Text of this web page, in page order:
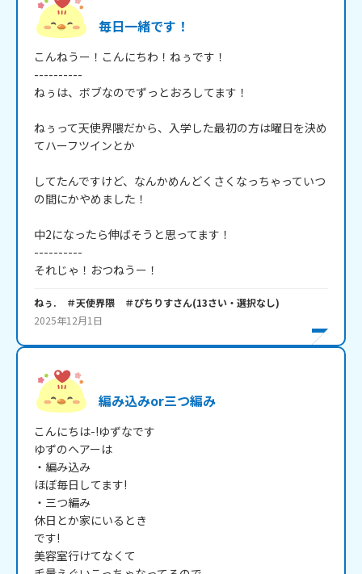
毎日一緒です！
こんねうー！こんにちわ！ねぅです！
----------
ねぅは、ボブなのでずっとおろしてます！
ねぅって天使界隈だから、入学した最初の方は曜日を決め
てハーフツインとか
してたんですけど、なんかめんどくさくなっちゃっていつ
の間にかやめました！
中2になったら伸ばそうと思ってます！
----------
それじゃ！おつねうー！
ねぅ. ＃天使界隈 ＃ぴちりすさん(13さい・ 選択なし)
2025年12月1日
編み込みor三つ編み
こんにちは-!ゆずなです
ゆずのヘアーは
・編み込み
ほぼ毎日してます!
・三つ編み
休日とか家にいるとき
です!
美容室行けてなくて